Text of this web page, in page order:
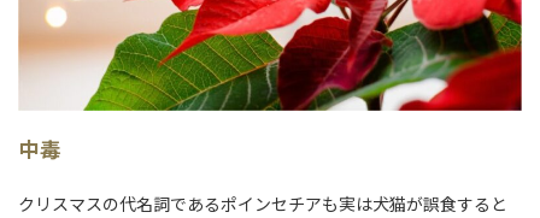
中毒
クリスマスの代名詞であるポインセチアも実は犬猫が誤食すると